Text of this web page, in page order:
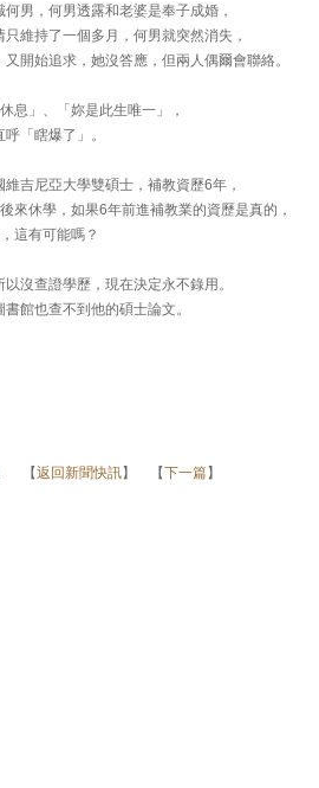
男，何男透露和老婆是奉子成婚，
維持了一個多月，何男就突然消失，
開始追求，她沒答應，但兩人偶爾會聯絡。
息」、「妳是此生唯一」，
「瞎爆了」。
吉尼亞大學雙碩士，補教資歷6年，
來休學，如果6年前進補教業的資歷是真的，
這有可能嗎？
沒查證學歷，現在決定永不錄用。
館也查不到他的碩士論文。
【返回新聞快訊】 【下一篇】